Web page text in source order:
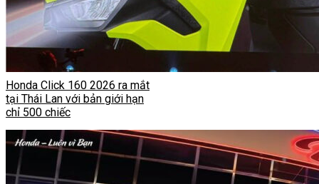
Honda Click 160 2026 ra mắt
tại Thái Lan với bản giới hạn
chỉ 500 chiếc